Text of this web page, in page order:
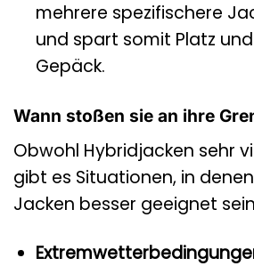
mehrere spezifischere
und spart somit Platz
Gepäck.
Wann stoßen sie an ihre
Obwohl Hybridjacken sehr
gibt es Situationen, in
Jacken besser geeignet